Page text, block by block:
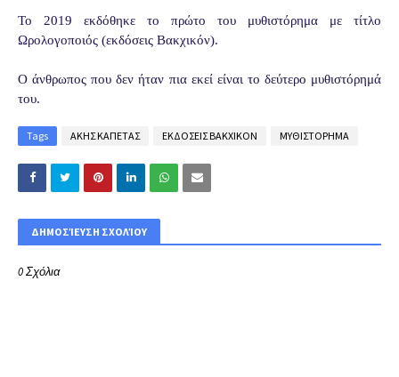
Το 2019 εκδόθηκε το πρώτο του μυθιστόρημα με τίτλο
Ωρολογοποιός (εκδόσεις Βακχικόν).
Ο άνθρωπος που δεν ήταν πια εκεί είναι το δεύτερο μυθιστόρημά
του.
Tags ΑΚΗΣ ΚΑΠΕΤΑΣ ΕΚΔΟΣΕΙΣ ΒΑΚΧΙΚΟΝ ΜΥΘΙΣΤΟΡΗΜΑ
ΔΗΜΟΣΊΕΥΣΗ ΣΧΟΛΊΟΥ
0 Σχόλια